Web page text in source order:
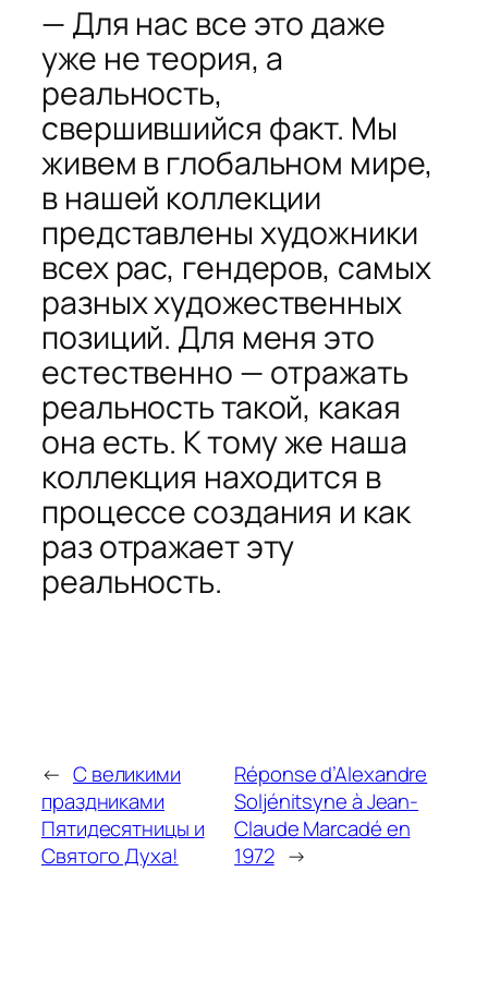
— Для нас все это даже
уже не теория, а
реальность,
свершившийся факт. Мы
живем в глобальном мире,
в нашей коллекции
представлены художники
всех рас, гендеров, самых
разных художественных
позиций. Для меня это
естественно — отражать
реальность такой, какая
она есть. К тому же наша
коллекция находится в
процессе создания и как
раз отражает эту
реальность.
← С великими
праздниками
Пятидесятницы и
Святого Духа!
Réponse d’Alexandre
Soljénitsyne à Jean-
Claude Marcadé en
1972 →